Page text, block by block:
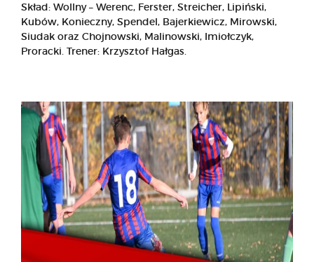
Skład: Wollny – Werenc, Ferster, Streicher, Lipiński,
Kubów, Konieczny, Spendel, Bajerkiewicz, Mirowski,
Siudak oraz Chojnowski, Malinowski, Imiołczyk,
Proracki. Trener: Krzysztof Hałgas.